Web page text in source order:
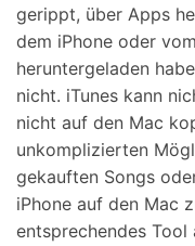
gerippt, über Apps
dem iPhone oder
heruntergeladen
nicht. iTunes kann
nicht auf den Mac
unkomplizierten
gekauften Songs
iPhone auf den Mac
entsprechendes